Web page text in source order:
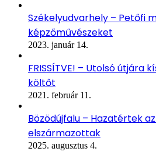
Székelyudvarhely – Petőfi
képzőművészeket
2023. január 14.
FRISSÍTVE! – Utolsó útjára
költőt
2021. február 11.
Bözödújfalu – Hazatértek
elszármazottak
2025. augusztus 4.